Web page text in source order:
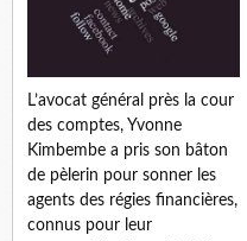
L’avocat général près la cour
des comptes, Yvonne
Kimbembe a pris son bâton
de pèlerin pour sonner les
agents des régies financières,
connus pour leur